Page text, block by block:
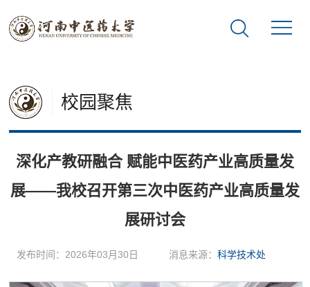
校园聚焦
深化产教研融合 赋能中医药产业高质量发
展——我校召开第三次中医药产业高质量发
展研讨会
发布时间：2026年03月30日 消息来源： 科学技术处